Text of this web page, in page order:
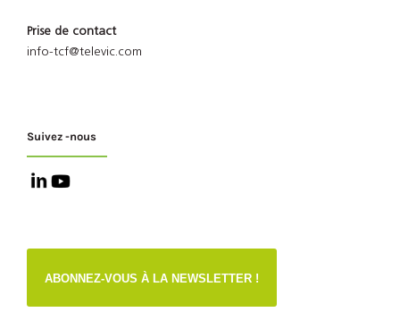
Prise de contact
info-tcf@televic.com
Suivez -nous
ABONNEZ-VOUS À LA NEWSLETTER !